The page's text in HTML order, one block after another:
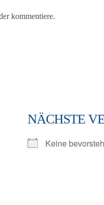
kommentiere.
NÄCHSTE
Keine